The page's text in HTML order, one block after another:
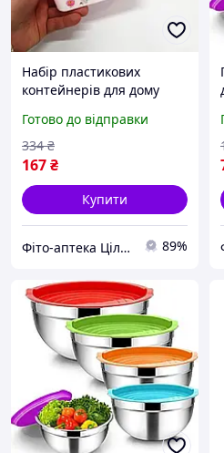
Набір пластикових
контейнерів для дому
Контейнери для
зберігання в морозильній
камері YB-93
Готово до відправки
167₴
334 ₴
Купити
Фіто-аптека Цілюще джерело 89%